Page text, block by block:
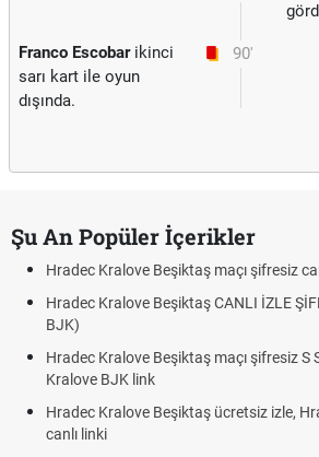
90'
Franco Escobarikinci
sarı kart ile oyun
dışında.
Şu An Popüler İçerikler
Hradec Kralove Beşiktaş maçı şifresiz
Hradec Kralove Beşiktaş CANLI İZLE
BJK)
Hradec Kralove Beşiktaş maçı şifresiz S
Kralove BJK link
Hradec Kralove Beşiktaş ücretsiz izle,
canlı linki